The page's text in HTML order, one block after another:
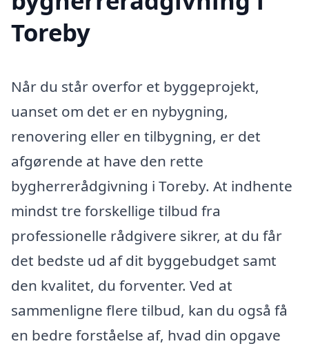
Toreby
Når du står overfor et byggeprojekt,
uanset om det er en nybygning,
renovering eller en tilbygning, er det
afgørende at have den rette
bygherrerådgivning i Toreby. At indhente
mindst tre forskellige tilbud fra
professionelle rådgivere sikrer, at du får
det bedste ud af dit byggebudget samt
den kvalitet, du forventer. Ved at
sammenligne flere tilbud, kan du også få
en bedre forståelse af, hvad din opgave